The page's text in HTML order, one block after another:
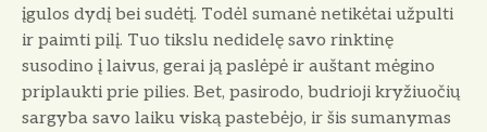
įgulos dydį bei sudėtį. Todėl sumanė netikėtai užpulti
ir paimti pilį. Tuo tikslu nedidelę sa­vo rinktinę
susodino į laivus, gerai ją paslėpė ir auštant mėgino
priplaukti prie pilies. Bet, pasirodo, budrioji kry­žiuočių
sargyba savo laiku viską pa­stebėjo, ir šis sumanymas